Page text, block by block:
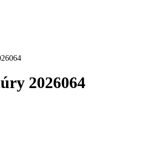
2026064